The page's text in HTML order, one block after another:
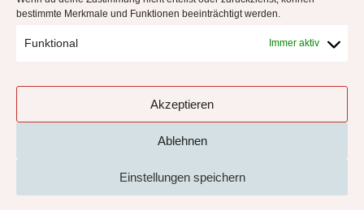
bestimmte Merkmale und Funktionen beeinträchtigt werden.
Funktional Immer aktiv
Akzeptieren
Ablehnen
Einstellungen speichern
Cookie-Richtlinie (EU)
!